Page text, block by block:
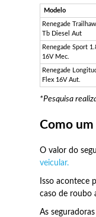
Modelo
Renegade
Tb Diesel Aut
Renegade Sport
16V Mec.
Renegade
Flex 16V Aut.
*Pesquisa
Como
O valor do
veicular.
Isso acontece
caso de roubo
As